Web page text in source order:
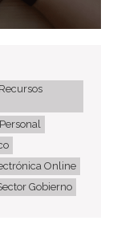
Online
Gobierno